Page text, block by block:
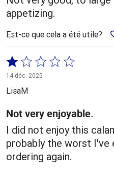
appetizing.
Est-ce que cela a été utile?
Coté
1 sur
5
14 déc. 2025
LisaM
Not very enjoyable.
I did not enjoy this
probably the worst I've
ordering again.